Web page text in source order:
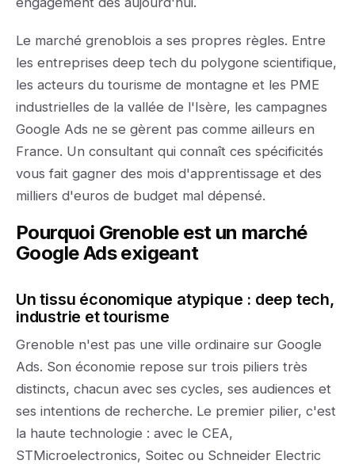
Le marché grenoblois a ses propres règles. Entre
les entreprises deep tech du polygone scientifique,
les acteurs du tourisme de montagne et les PME
industrielles de la vallée de l'Isère, les campagnes
Google Ads ne se gèrent pas comme ailleurs en
France. Un consultant qui connaît ces spécificités
vous fait gagner des mois d'apprentissage et des
milliers d'euros de budget mal dépensé.
Pourquoi Grenoble est un marché
Google Ads exigeant
Un tissu économique atypique : deep tech,
industrie et tourisme
Grenoble n'est pas une ville ordinaire sur Google
Ads. Son économie repose sur trois piliers très
distincts, chacun avec ses cycles, ses audiences et
ses intentions de recherche. Le premier pilier, c'est
la haute technologie : avec le CEA,
STMicroelectronics, Soitec ou Schneider Electric